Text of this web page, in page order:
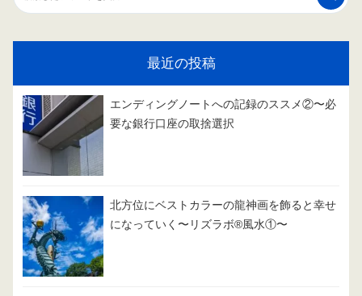
最近の投稿
エンディングノートへの記録のススメ②〜必
要な銀行口座の取捨選択
北方位にベストカラーの龍神画を飾ると幸せ
になっていく〜リズラボ®️風水①〜